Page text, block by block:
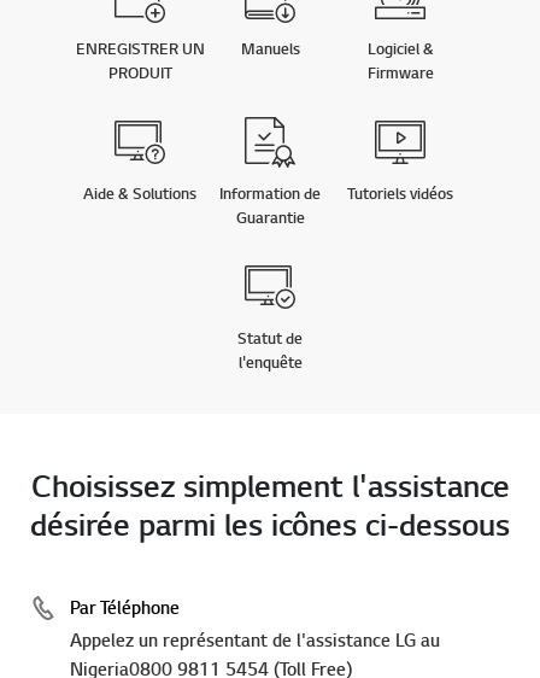
ENREGISTRER UN
PRODUIT
Manuels
Logiciel &
Firmware
Aide & Solutions
Information de
Guarantie
Tutoriels vidéos
Statut de
l'enquête
désirée parmi les icônes ci-dessous
Appelez un représentant de l'assistance LG au
Nigeria0800 9811 5454 (Toll Free)